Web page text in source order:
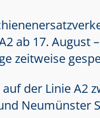
ab 17. August –
zeitweise
der Linie A2
Neumünster